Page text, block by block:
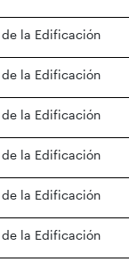
la Edificación
la Edificación
la Edificación
la Edificación
la Edificación
la Edificación